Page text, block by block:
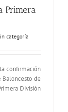
Primera
categoría
confirmación
Baloncesto de
División